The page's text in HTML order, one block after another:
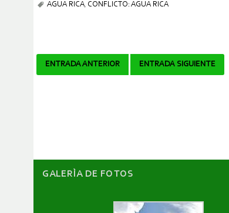
AGUA RICA, CONFLICTO: AGUA RICA
Navegador
ENTRADA ANTERIOR ENTRADA SIGUIENTE
GALERÌA DE FOTOS